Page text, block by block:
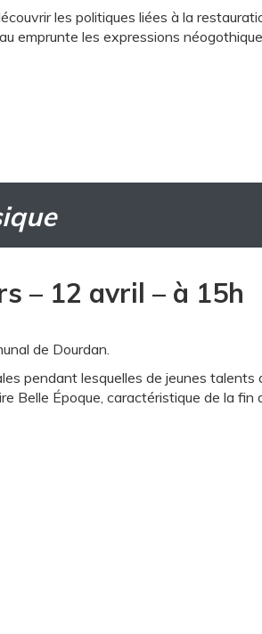
les politiques liées à la
emprunte les expressions
– 12 avril – à 15h
de Dourdan.
pendant lesquelles de jeunes talents
Belle Époque, caractéristique de la fin